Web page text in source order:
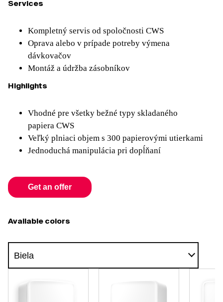
Services
Kompletný servis od spoločnosti CWS
Oprava alebo v prípade potreby výmena
dávkovačov
Montáž a údržba zásobníkov
Highlights
Vhodné pre všetky bežné typy skladaného
papiera CWS
Veľký plniaci objem s 300 papierovými utierkami
Jednoduchá manipulácia pri dopĺňaní
Get an offer
Available colors